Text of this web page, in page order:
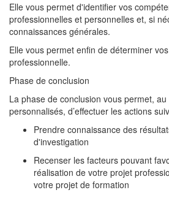
Elle vous permet d'identifier vos
professionnelles et personnelles et, si
connaissances générales.
Elle vous permet enfin de déterminer
professionnelle.
Phase de conclusion
La phase de conclusion vous permet,
personnalisés, d’effectuer les actions
Prendre connaissance des
d'investigation
Recenser les facteurs pouvant
réalisation de votre projet
votre projet de formation